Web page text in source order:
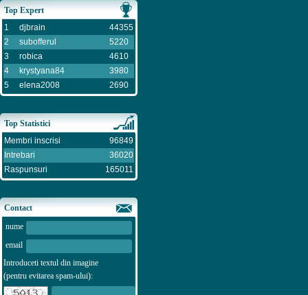
Top Expert
1
djbrain
44355
2
subofferul
5220
3
robica
4610
4
krystyana84
3980
5
elena2008 2690
Top Statistici
Membri inscrisi
96849
Intrebari
36020
Raspunsuri
165011
Contact
nume
email
Introduceti textul din imagine
(pentru evitarea spam-ului):